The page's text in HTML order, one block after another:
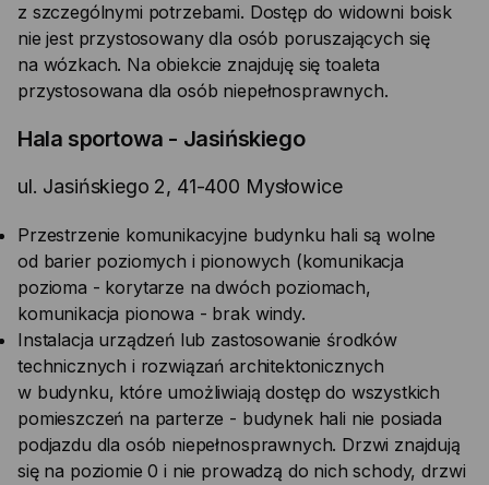
z szczególnymi potrzebami. Dostęp do widowni boisk
nie jest przystosowany dla osób poruszających się
na wózkach. Na obiekcie znajduję się toaleta
przystosowana dla osób niepełnosprawnych.
Hala sportowa - Jasińskiego
ul. Jasińskiego 2, 41-400 Mysłowice
Przestrzenie komunikacyjne budynku hali są wolne
od barier poziomych i pionowych (komunikacja
pozioma - korytarze na dwóch poziomach,
komunikacja pionowa - brak windy.
Instalacja urządzeń lub zastosowanie środków
technicznych i rozwiązań architektonicznych
w budynku, które umożliwiają dostęp do wszystkich
pomieszczeń na parterze - budynek hali nie posiada
podjazdu dla osób niepełnosprawnych. Drzwi znajdują
się na poziomie 0 i nie prowadzą do nich schody, drzwi